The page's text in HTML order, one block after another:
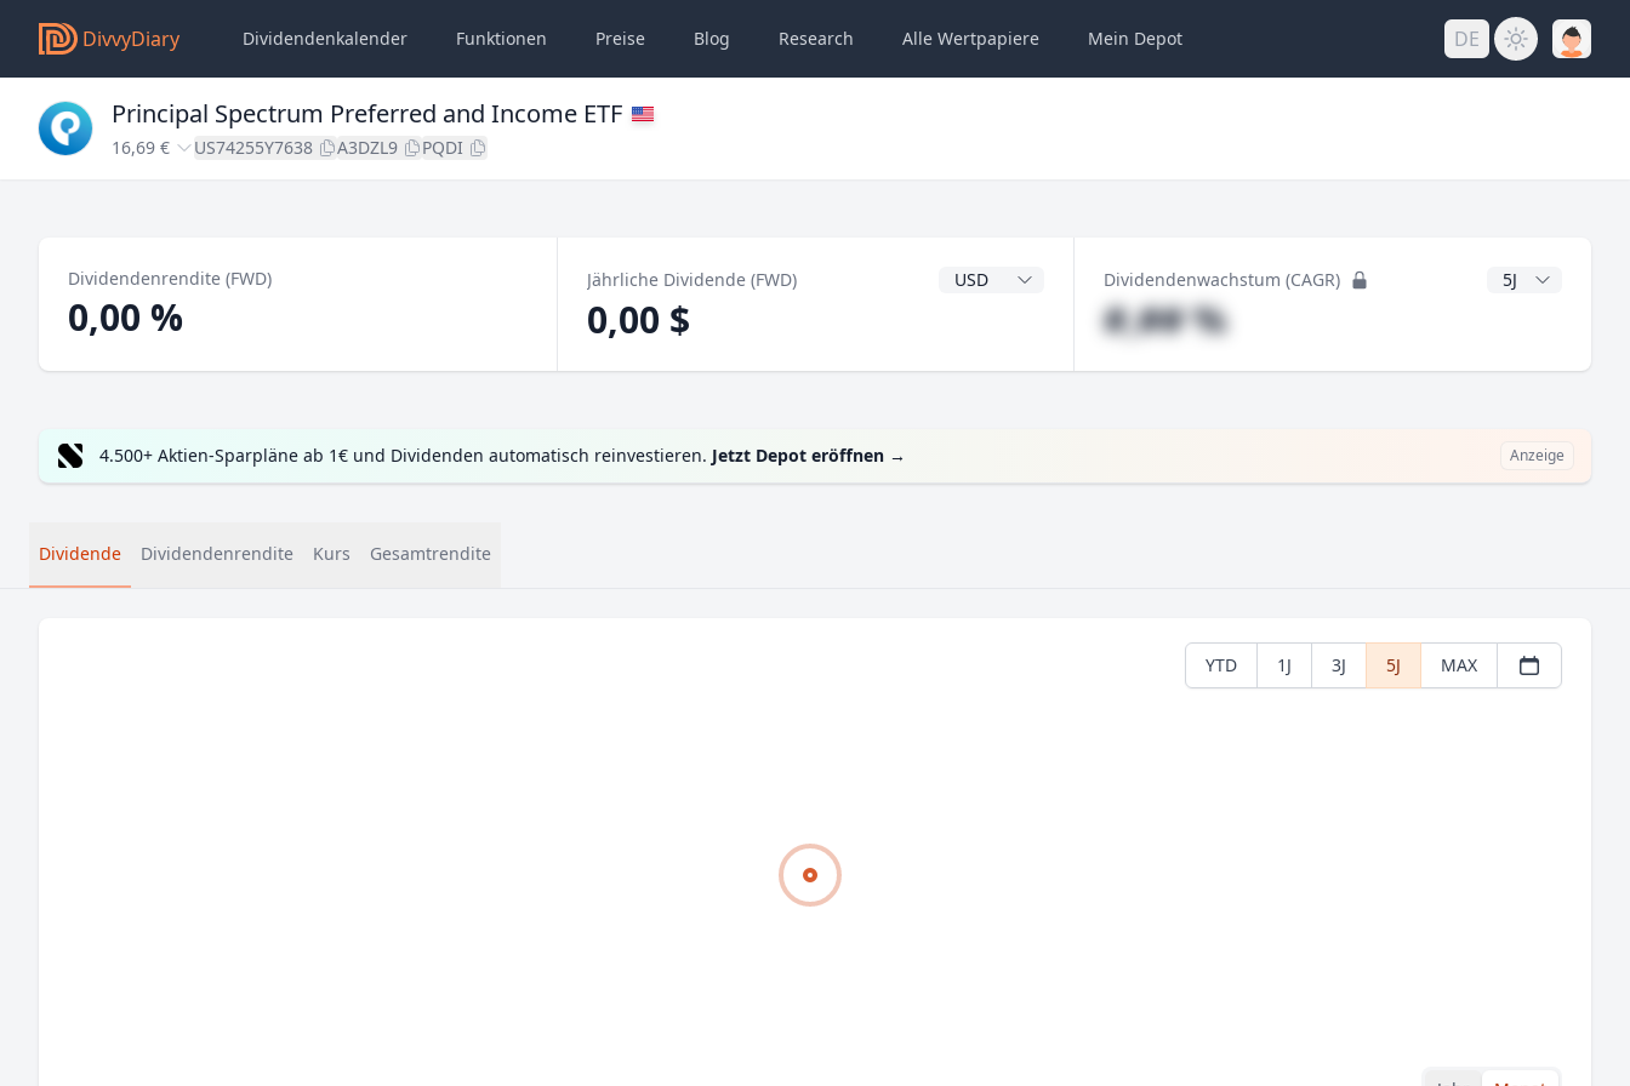
DivvyDiary Dividendenkalender Funktionen Preise Blog Research Alle Wertpapiere Mein Depot DE
Principal Spectrum Preferred and Income ETF
16,69 € US74255Y7638 A3DZL9 PQDI
Dividendenrendite (FWD)
0,00 %
Jährliche Dividende (FWD) Dividendenwährung
0,00 $
Dividendenwachstum (CAGR) CAGR Jahre
#,## %
4.500+ Aktien-Sparpläne ab 1€ und Dividenden automatisch reinvestieren. Jetzt Depot eröffnen → Anzeige
Dividende Dividendenrendite Kurs Gesamtrendite
YTD 1J 3J 5J MAX